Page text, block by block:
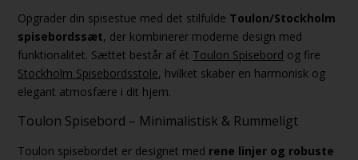
Opgrader din spisestue med det stilfulde Toulon/Stockholm
spisebordssæt, der kombinerer moderne design med
funktionalitet. Sættet består af ét Toulon Spisebord og fire
Stockholm Spisebordsstole, hvilket skaber en harmonisk og
elegant atmosfære i dit hjem.
Toulon Spisebord – Minimalistisk & Rummeligt
Toulon spisebordet er designet med rene linjer og robuste